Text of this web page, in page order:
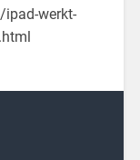
werkt-